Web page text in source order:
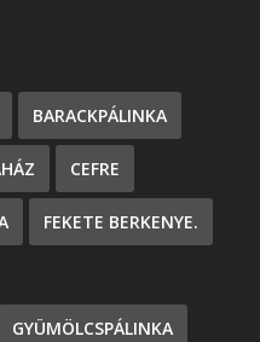
BARACKPÁLINKA
CEFRE
FEKETE BERKENYE.
GYÜMÖLCSPÁLINKA